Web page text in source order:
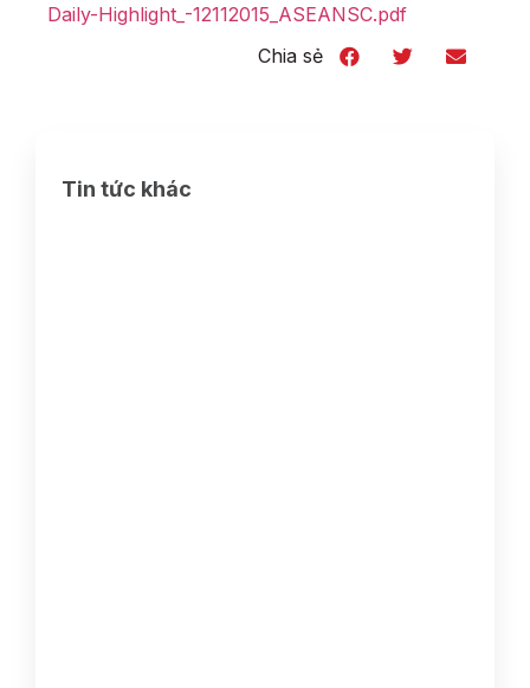
Daily-Highlight_-12112015_ASEANSC.pdf
Chia sẻ
Tin tức khác